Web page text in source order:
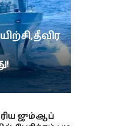
தீவிர
ஜும்ஆப்